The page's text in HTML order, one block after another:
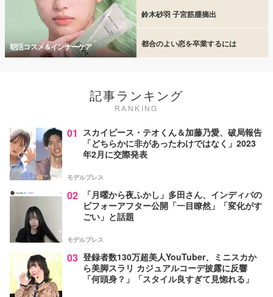
朝活コスメ＆インナーケア
鈴木砂羽 子宮筋腫摘出
都合のよい恋を卒業するには
記事ランキング
RANKING
01
スカイピース・テオくん＆加藤乃愛、破局報告
「どちらかに非があったわけではなく」2023
年2月に交際発表
モデルプレス
02
「月曜から夜ふかし」多田さん、インディバの
ビフォーアフター公開「一目瞭然」「変化がす
ごい」と話題
モデルプレス
03 登録者数130万超美人YouTuber、ミニスカか
ら美脚スラリ カジュアルコーデ披露に反響
「何頭身？」「スタイル良すぎて見惚れる」